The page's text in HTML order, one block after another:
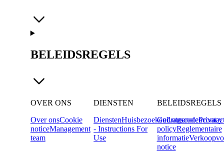
BELEIDSREGELS
OVER ONS
Over onsCookie
noticeManagement
team
DIENSTEN
DienstenHuisbezoeken
- Instructions For
Use
BELEIDSREGELS
GedragscodePrivacy
policyReglementaire
informatie
notice